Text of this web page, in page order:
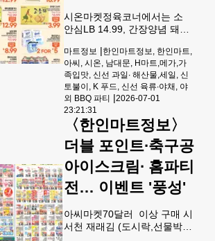
시온마켓정육코너에서는 소
안심LB 14.99, 간장양념 돼지
기LB 10.99,뼈없는 아롱사태
LB 8.99, 냉동 삼겹살 샤브샤
브LB 9.99,닭 다리LB 2.49에
판매된다.생선코너에서는 물
오징어 (600UP) LB 3.99, 노르
웨이 고등어 (400/600) LB
3.79,오만 갈치 LB 3.99, 찐
문어(통)LB 15.99, 맛 쥐포LB
11.99, 은대구 몸통 LB 11.99,
스노우크랩 (10UP)LB 13.99,
자반 민어LB 7.99, 순창 메주
민물장어9OZ PK 19.9
마트정보 |한인마트정보, 한인마트,
아씨, 시온, 남대문, H마트,메가,가
족입맛, 신선 과일∙ 해산물,세일, 신
토불이, K 푸드, 신선 육류∙야채, 야
외 BBQ 파티 |2026-07-01
23:21:31
〈한인마트정보〉
더블 포인트∙축구공
아이스크림∙ 홈파티
전… 이벤트 '풍성'
아씨마켓70달러 이상 구매 시
서천 재래김 (도시락,선물박